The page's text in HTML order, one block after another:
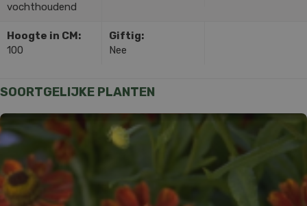
vochthoudend
Hoogte in CM:
100
Giftig:
Nee
SOORTGELIJKE PLANTEN